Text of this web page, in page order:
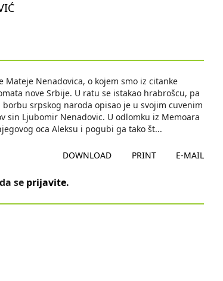
Nenadovica, o kojem smo iz citanke
nove Srbije. U ratu se istakao hrabrošcu, pa
srpskog naroda opisao je u svojim cuvenim
sin Ljubomir Nenadovic. U odlomku iz Memoara
oca Aleksu i pogubi ga tako št...
DOWNLOAD PRINT E-MAIL
se prijavite.